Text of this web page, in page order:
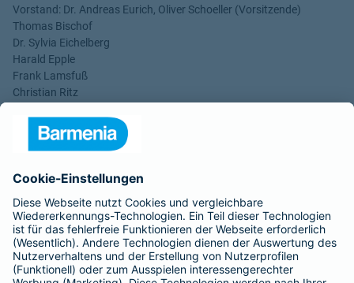
Vorstand: Dr. Andreas Eurich, Oliver Schoeller (Vorsitzende)
Thomas Bischof
Dr. Sylvia Eichelberg
Harald Epple
Frank Lamsfuß
Christian Ritz
Aufsichtsrats-Vorsitzender: Dr. h. c. Josef Beutelmann
Gegenseitigkeit
USt.-Identifikationsnummer: DE 121102508
----------------------------------------------------------------
Gothaer Lebensversicherung AG